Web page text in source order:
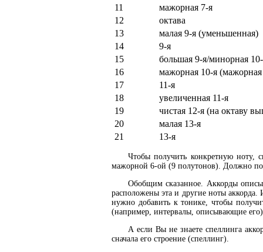
11
мажорная 7-я
12
октава
13
малая 9-я (уменьшенная)
14
9-я
15
большая 9-я/минорная
16
мажорная 10-я
17
11-я
18
увеличенная 11-я
19
чистая 12-я (на октаву
20
малая 13-я
21
13-я
Чтобы получить конкретную
мажорной 6-ой (9 полутонов). Должно
Обобщим сказанное. Аккорды
расположены эта и другие ноты
нужно добавить к тонике, чтобы
(например, интервалы, описывающие
А если Вы не знаете спеллинга
сначала его строение (спеллинг).